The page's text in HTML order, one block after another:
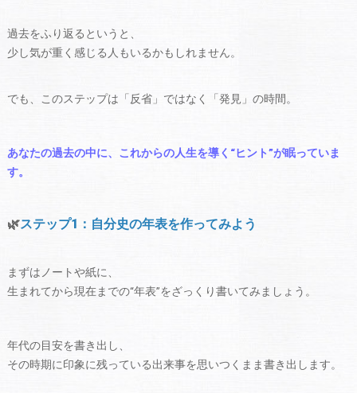
過去をふり返るというと、
少し気が重く感じる人もいるかもしれません。
でも、このステップは「反省」ではなく「発見」の時間。
あなたの過去の中に、これからの人生を導く“ヒント”が眠っていま
す。
🌿ステップ1：自分史の年表を作ってみよう
まずはノートや紙に、
生まれてから現在までの“年表”をざっくり書いてみましょう。
年代の目安を書き出し、
その時期に印象に残っている出来事を思いつくまま書き出します。